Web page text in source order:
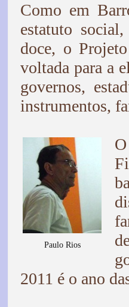
Como em
estatuto
doce, o
voltada para a
governos,
instrumentos,
Paulo Rios
2011 é o ano